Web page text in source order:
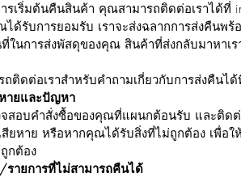
รเริ่มต้นคืนสินค้า คุณสามารถติดต่อเราได้ที่
ด้รับการยอมรับ เราจะส่งฉลากการส่งคืนพร้
ในการส่งพัสดุของคุณ สินค้าที่ส่งกลับมาหาเ
ติดต่อเราสำหรับคำถามเกี่ยวกับการส่งคืนได้ที่
ายและปัญหา
สอบคำสั่งซื้อของคุณที่แผนกต้อนรับ และติด
สียหาย หรือหากคุณได้รับสิ่งที่ไม่ถูกต้อง เพื่อใ
กต้อง
รายการที่ไม่สามารถคืนได้